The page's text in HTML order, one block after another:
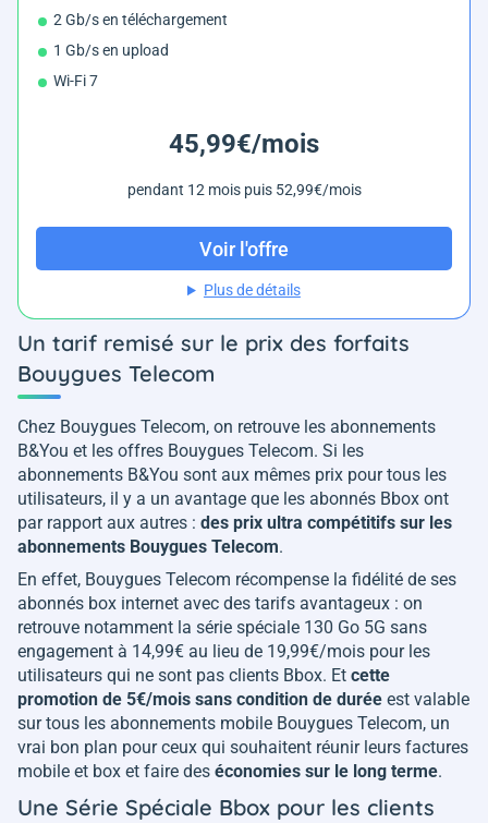
2 Gb/s en téléchargement
1 Gb/s en upload
Wi-Fi 7
45,99€/mois
pendant 12 mois puis 52,99€/mois
Voir l'offre
Plus de détails
Un tarif remisé sur le prix des forfaits
Bouygues Telecom
Chez Bouygues Telecom, on retrouve les abonnements
B&You et les offres Bouygues Telecom. Si les
abonnements B&You sont aux mêmes prix pour tous les
utilisateurs, il y a un avantage que les abonnés Bbox ont
par rapport aux autres : des prix ultra compétitifs sur les
abonnements Bouygues Telecom.
En effet, Bouygues Telecom récompense la fidélité de ses
abonnés box internet avec des tarifs avantageux : on
retrouve notamment la série spéciale 130 Go 5G sans
engagement à 14,99€ au lieu de 19,99€/mois pour les
utilisateurs qui ne sont pas clients Bbox. Et cette
promotion de 5€/mois sans condition de durée est valable
sur tous les abonnements mobile Bouygues Telecom, un
vrai bon plan pour ceux qui souhaitent réunir leurs factures
mobile et box et faire des économies sur le long terme.
Une Série Spéciale Bbox pour les clients